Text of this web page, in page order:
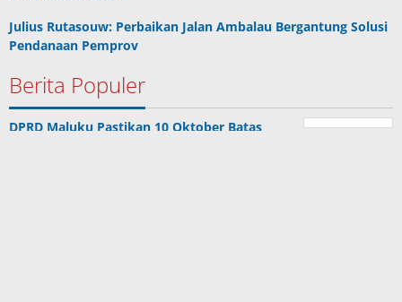
Julius Rutasouw: Perbaikan Jalan Ambalau Bergantung Solusi
Pendanaan Pemprov
Berita Populer
DPRD Maluku Pastikan 10 Oktober Batas